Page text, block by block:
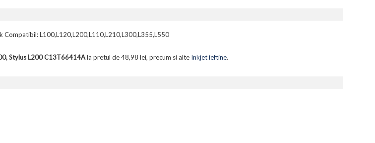
Compatibil: L100,L120,L200,L110,L210,L300,L355,L550
Stylus L200 C13T66414Ala pretul de 48,98 lei, precum si alte Inkjet ieftine.